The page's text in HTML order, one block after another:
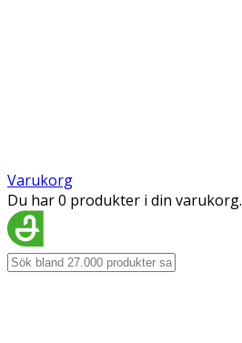
Varukorg
Du har 0 produkter i din varukorg.